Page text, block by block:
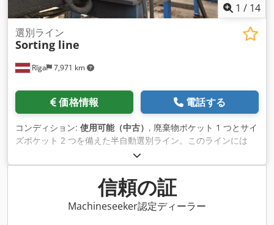
1 / 14
Rīga 7,971 km
選別ライン
Sorting line
価格情報 電話する
コンディション: 使用可能（中古） , 廃棄物ポケット 1 つとサイ
ズポケット 2 つを備えた半自動選別ライン。このラインには
Mesutronic 金属探知機が装備されています。選別プロセスは
オペレーターによって制御されます。油圧ステーションと電気
キャビネットを備えた完全に機 能するラインが含まれていま
す。作業プロセスのビデオはリクエストに応じて提供されま
す。作業直径100～500mm Cjdpfx Agov Nwrwenjrf
信頼の証
Machineseeker認定ディーラー